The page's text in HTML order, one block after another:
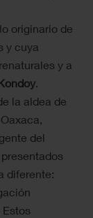
originario de
y cuya
y a
.
la aldea de
del
diferente: